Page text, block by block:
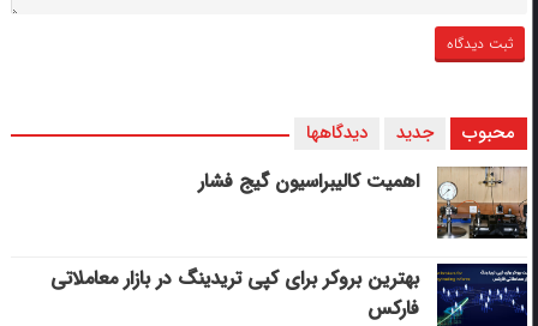
محبوب جدید دیدگاهها
اهمیت کالیبراسیون گیج فشار
بهترین بروکر برای کپی‌ تریدینگ در بازار معاملاتی
فارکس